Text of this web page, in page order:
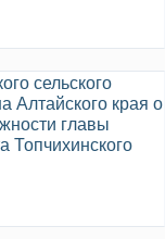
сельского
Алтайского края о
главы
Топчихинского